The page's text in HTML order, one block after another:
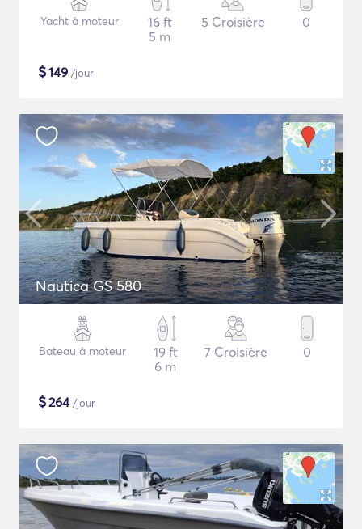
Yacht à moteur
16 ft
5 m
5 Croisière 0
$149 /jour
Nautica GS 580
Bateau à moteur
19 ft
6 m
7 Croisière 0
$264/jour